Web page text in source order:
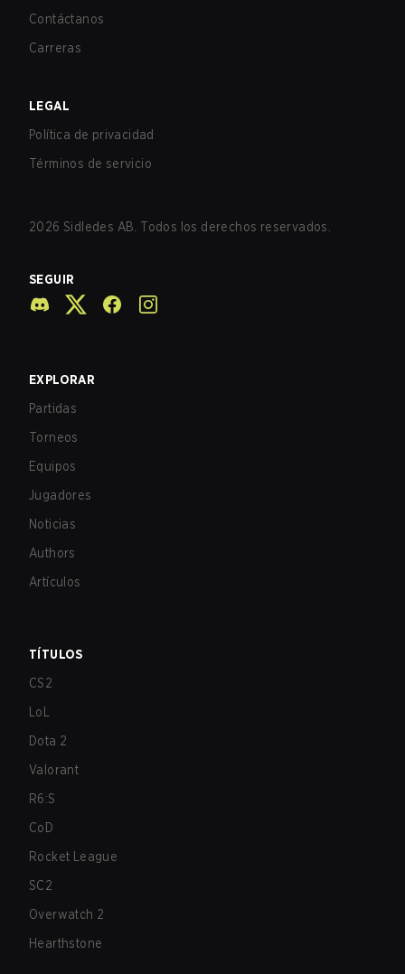
Contáctanos
Carreras
LEGAL
Política de privacidad
Términos de servicio
2026 Sidledes AB. Todos los derechos reservados.
SEGUIR
EXPLORAR
Partidas
Torneos
Equipos
Jugadores
Noticias
Authors
Artículos
TÍTULOS
CS2
LoL
Dota 2
Valorant
R6:S
CoD
Rocket League
SC2
Overwatch 2
Hearthstone